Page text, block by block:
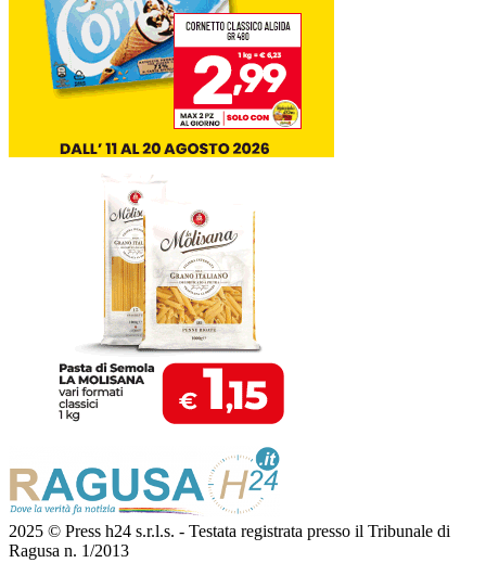
2025 © Press h24 s.r.l.s. - Testata registrata presso il Tribunale di
Ragusa n. 1/2013